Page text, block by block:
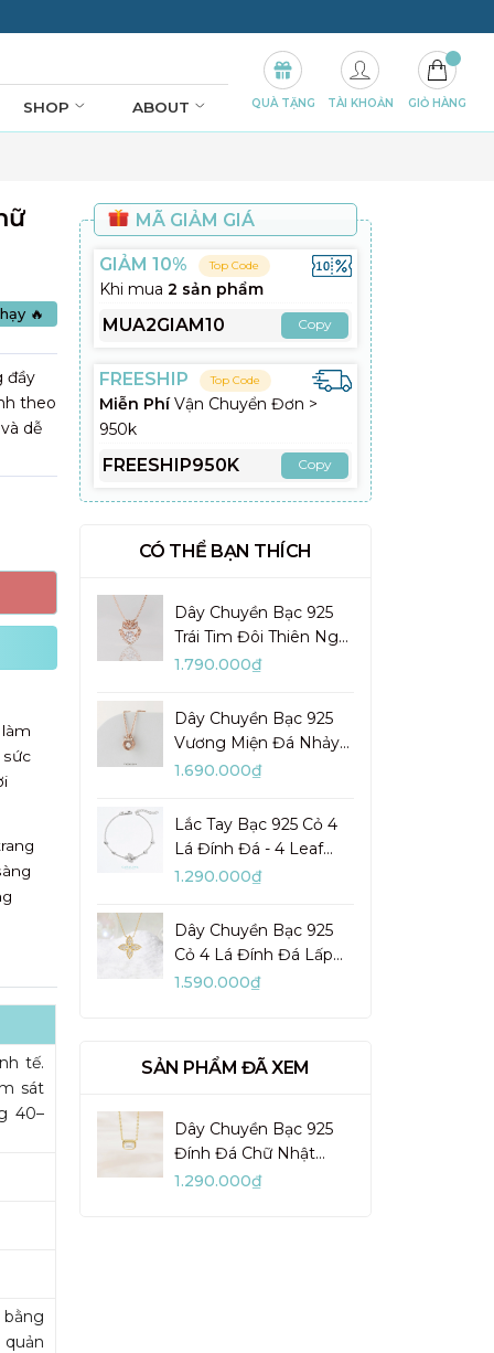
SHOP ABOUT QUÀ TẶNG TÀI KHOẢN GIỎ HÀNG
🔥
đầy
theo
dễ
tế.
sát
40–
bằng
MÃ GIẢM GIÁ
GIẢM 10% Top Code
Khi mua 2 sản phẩm
MUA2GIAM10 Copy
FREESHIP Top Code
Miễn PhíVận Chuyển Đơn >
950k
FREESHIP950K Copy
CÓ THỂ BẠN THÍCH
Dây Chuyền Bạc 925
Trái Tim Đôi Thiên Nga
Đá Nhảy Pretty Swan -
1.790.000₫
Dây Chuyền Bạc 925
Vương Miện Đá Nhảy
My Queen - VYN13
1.690.000₫
Lắc Tay Bạc 925 Cỏ 4
Lá Đính Đá - 4 Leaf
Clover - VYB27
1.290.000₫
Dây Chuyền Bạc 925
Cỏ 4 Lá Đính Đá Lấp
Lánh Lady Clover -
1.590.000₫
SẢN PHẨM ĐÃ XEM
Dây Chuyền Bạc 925
Đính Đá Chữ Nhật
Emerald Cut - VSN14
1.290.000₫